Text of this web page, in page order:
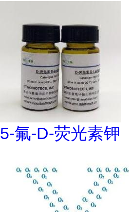
5-氟-D-荧光素钾